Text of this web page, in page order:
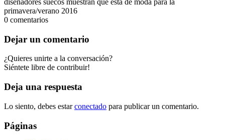
diseñadores suecos muestran qué está de moda para la
primavera/verano 2016
0 comentarios
Dejar un comentario
¿Quieres unirte a la conversación?
Siéntete libre de contribuir!
Deja una respuesta
Lo siento, debes estarconectado para publicar un comentario.
Páginas